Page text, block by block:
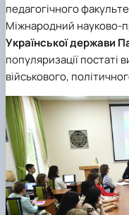
педагогічного
Міжнародний науково-
Української держави
популяризації постаті
військового,